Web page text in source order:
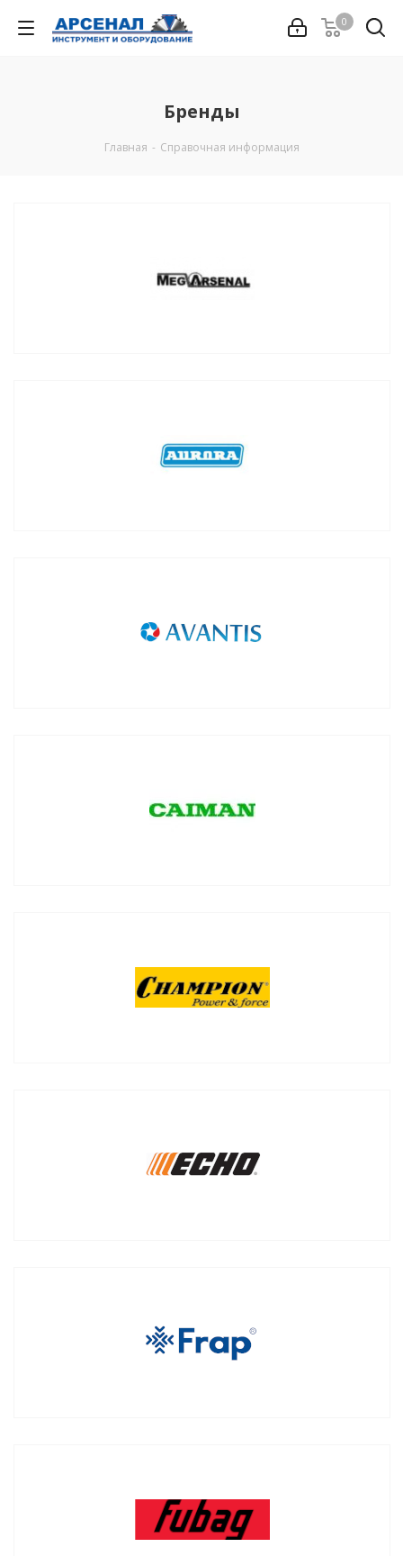
0
Бренды
Главная - Справочная информация